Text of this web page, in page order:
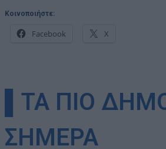
Κοινοποιήστε:
Facebook X
▌ΤΑ ΠΙΟ
ΣΗΜΕΡΑ